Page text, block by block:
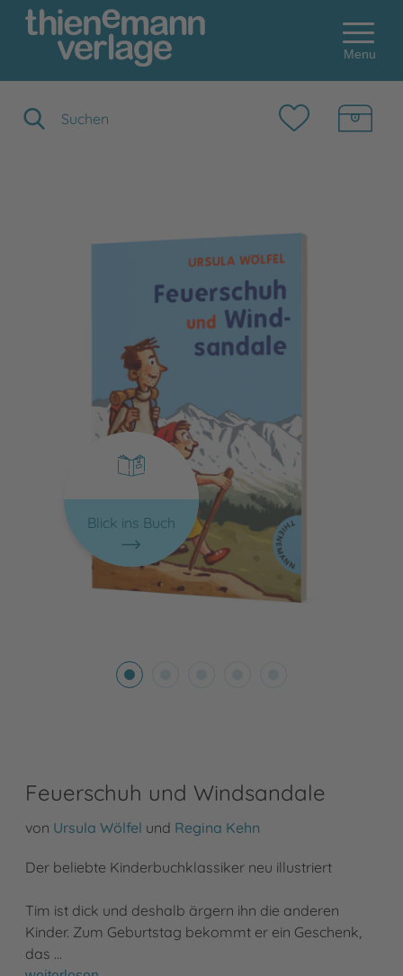
Menu
Blick ins Buch
Feuerschuh und Windsandale
von Ursula Wölfel und Regina Kehn
Der beliebte Kinderbuchklassiker neu illustriert
Tim ist dick und deshalb ärgern ihn die anderen
Kinder. Zum Geburtstag bekommt er ein Geschenk,
das …